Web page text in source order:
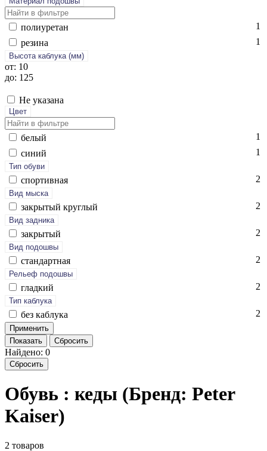
по­ли­уре­тан
1
ре­зина
1
Высота каблука (мм)
от: 10
до: 125
Не указана
Цвет
бе­лый
1
си­ний
1
Тип обуви
спор­тивная 2
Вид мыска
зак­ры­тый круг­лый 2
Вид задника
зак­ры­тый 2
Вид подошвы
стан­дарт­ная 2
Рельеф подошвы
глад­кий 2
Тип каблука
без каб­лу­ка 2
Показать Сбросить
Найдено: 0
Сбросить
Обувь : кеды (Бренд: Peter
Kaiser)
2 товаров